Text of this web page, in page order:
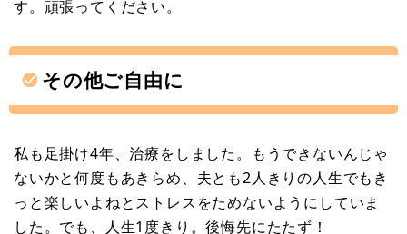
す。頑張ってください。
その他ご自由に
私も足掛け4年、治療をしました。もうできないんじゃ
ないかと何度もあきらめ、夫とも2人きりの人生でもき
っと楽しいよねとストレスをためないようにしていま
した。でも、人生1度きり。後悔先にたたず！